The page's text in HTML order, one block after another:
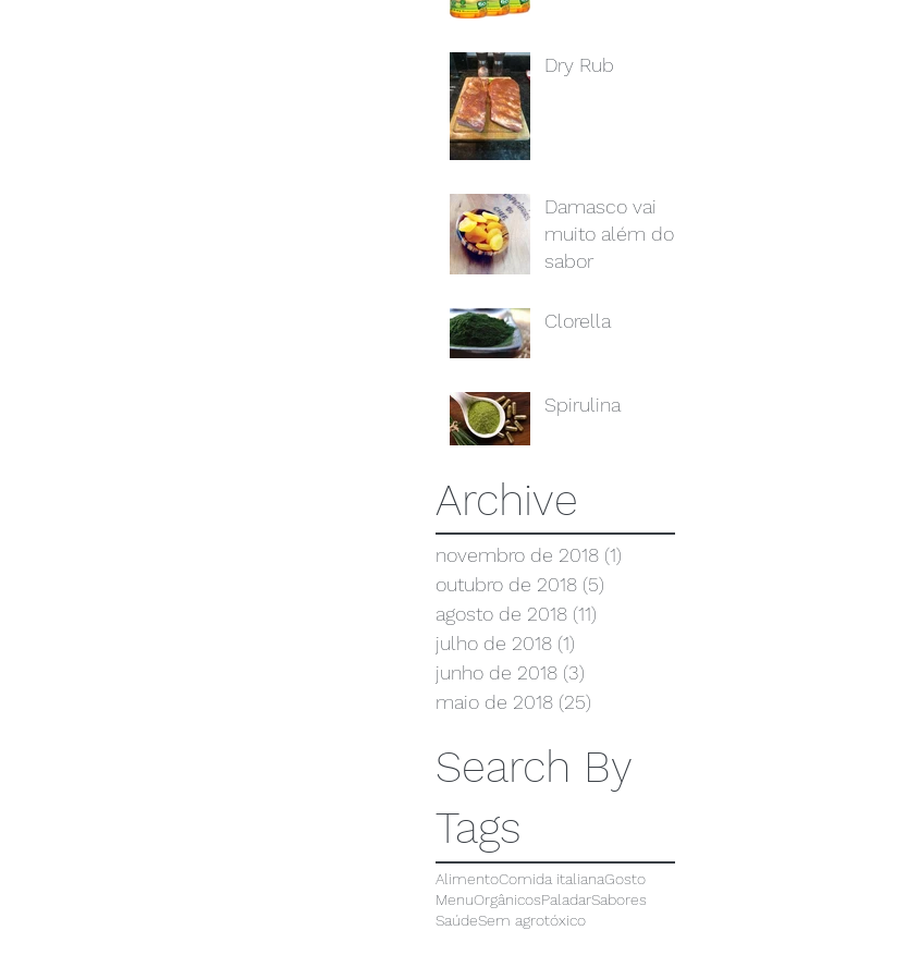
Dry Rub
Damasco vai
muito além do
sabor
Clorella
Spirulina
Archive
novembro de 2018 (1)
outubro de 2018 (5)
agosto de 2018 (11)
julho de 2018 (1)
junho de 2018 (3)
maio de 2018 (25)
Search By
Tags
AlimentoComida italianaGosto
MenuOrgânicosPaladarSabores
SaúdeSem agrotóxico